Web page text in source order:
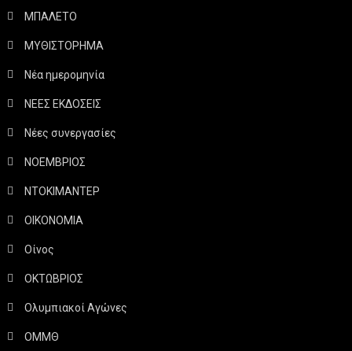
ΜΠΑΛΕΤΟ
ΜΥΘΙΣΤΟΡΗΜΑ
Νέα ημερομηνία
ΝΕΕΣ ΕΚΔΟΣΕΙΣ
Νέες συνεργασίες
ΝΟΕΜΒΡΙΟΣ
ΝΤΟΚΙΜΑΝΤΕΡ
ΟΙΚΟΝΟΜΙΑ
Οίνος
ΟΚΤΩΒΡΙΟΣ
Ολυμπιακοί Αγώνες
ΟΜΜΘ